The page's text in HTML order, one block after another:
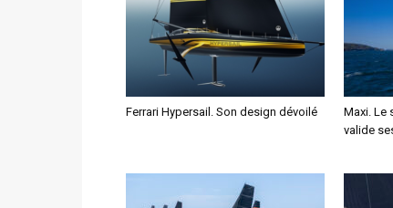
Ferrari Hypersail. Son design dévoilé
Maxi. Le
valide